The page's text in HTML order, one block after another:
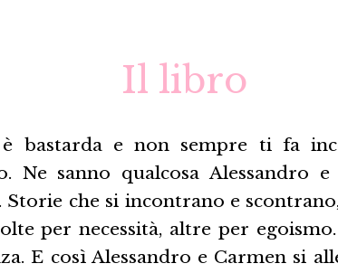
Il libro
bastarda e non sempre ti fa
Ne sanno qualcosa Alessandro
Storie che si incontrano e
per necessità, altre per
E così Alessandro e Carmen si